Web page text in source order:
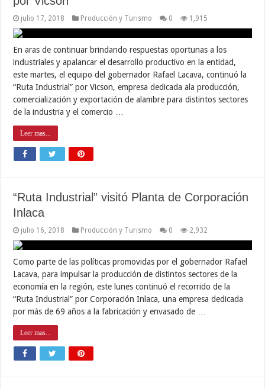
julio 17, 2018 Producción y Turismo 0 1,915
En aras de continuar brindando respuestas oportunas a los
industriales y apalancar el desarrollo productivo en la entidad,
este martes, el equipo del gobernador Rafael Lacava, continuó la
“Ruta Industrial” por Vicson, empresa dedicada ala producción,
comercialización y exportación de alambre para distintos sectores
de la industria y el comercio …
Leer mas...
“Ruta Industrial” visitó Planta de Corporación
Inlaca
julio 16, 2018 Producción y Turismo 0 2,932
Como parte de las políticas promovidas por el gobernador Rafael
Lacava, para impulsar la producción de distintos sectores de la
economía en la región, este lunes continuó el recorrido de la
“Ruta Industrial” por Corporación Inlaca, una empresa dedicada
por más de 69 años a la fabricación y envasado de …
Leer mas...